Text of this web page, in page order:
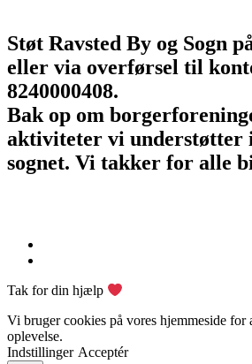
Støt Ravsted By og Sogn
eller via overførsel til
8240000408.
Bak op om
aktiviteter vi understøtter
sognet. Vi takker for alle
Tak for din hjælp
Vi bruger cookies på vores hjemmeside for
oplevelse.
Indstillinger Acceptér